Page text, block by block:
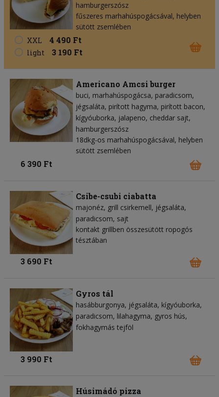
hamburgerszósz
fűszeres marhahúspogácsával, helyben
sütött zsemlében
XXL
4 490 Ft
light 3 190 Ft
Americano Amcsi burger
buci marhahúspogácsa paradicsom
jégsaláta pirított hagyma pirított bacon
kígyóuborka jalapeno cheddar sajt
hamburgerszósz
18dkg-os marhahúspogácsával, helyben
sütött zsemlében
6 390 Ft
Csibe-csubi ciabatta
majonéz grill csirkemell jégsaláta
paradicsom sajt
kontakt grillben összesütött ropogós
tésztában
3 690 Ft
Gyros tál
hasábburgonya jégsaláta kígyóuborka
paradicsom lilahagyma gyros hús
fokhagymás tejföl
3 990 Ft
Húsimádó pizza